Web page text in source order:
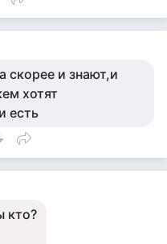
скорее и знают,и
хотят
есть
кто?